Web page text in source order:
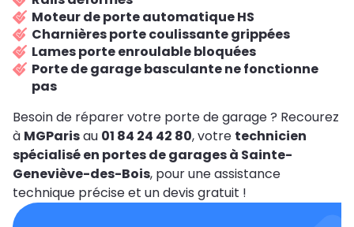
Moteur de porte automatique HS
Charnières porte coulissante grippées
Lames porte enroulable bloquées
Porte de garage basculante ne fonctionne
pas
Besoin de réparer votre porte de garage ? Recourez
à MGParisau 01 84 24 42 80, votre technicien
spécialisé en portes de garages à Sainte-
Geneviève-des-Bois, pour une assistance
technique précise et un devis gratuit !